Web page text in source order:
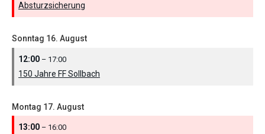
Absturzsicherung
Sonntag 16. August
12:00 – 17:00
150 Jahre FF Sollbach
Montag 17. August
13:00 – 16:00